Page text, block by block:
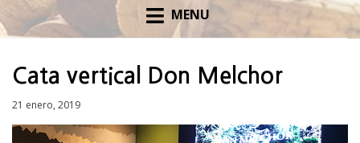
MENU
Cata vertical Don Melchor
Posted
21 enero, 2019